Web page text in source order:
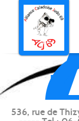
536, rue de
Panneau de